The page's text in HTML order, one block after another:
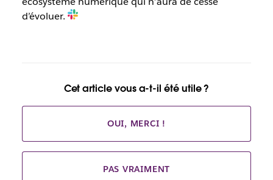
d’évoluer.
Cet article vous a-t-il été utile ?
OUI, MERCI !
PAS VRAIMENT